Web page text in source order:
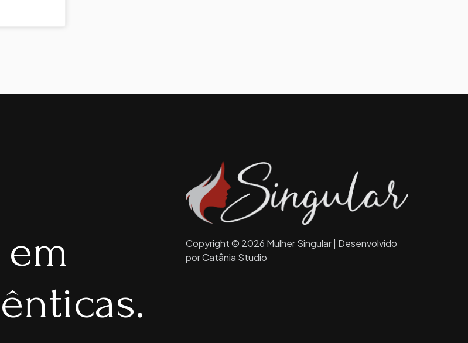
Copyright © 2026 Mulher Singular | Desenvolvido
por Catânia Studio